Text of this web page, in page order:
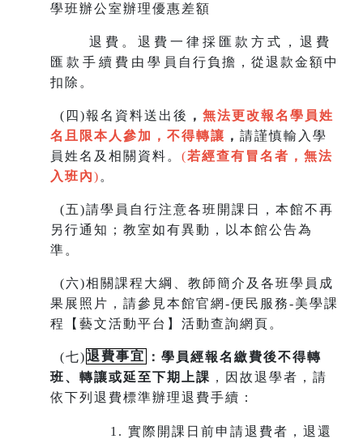
學班辦公室辦理優惠差額
退費。退費一律採匯款方式，退費
匯款手續費由學員自行負擔，從退款金額中
扣除。
( 四)報名資料送出後 ， 無法更改報名學員姓
名且限本人參加，不得轉讓 ， 請謹慎輸入學
員姓名及相關資料。 (若經查有冒名者，無法
入班內) 。
(五)請學員自行注意各班開課日，本館不再
另行通知；教室如有異動，以本館公告為
準。
(六)相關課程大綱、教師簡介及各班學員成
果展照片，請參見本館官網-便民服務-美學課
程【藝文活動平台】活動查詢網頁。
(七)退費事宜
：學員經報名繳費後不得轉
班、 轉讓或延至下期上課 ，因故退學者，請
依下列退費標準辦理退費手續：
實際開課日前申請退費者，退還